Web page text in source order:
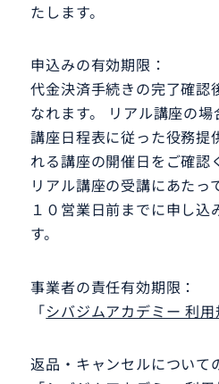
たします。
申込みの有効期限：
代金決済手続きの完了確認
なれます。 リアル講座の
講座日程表に従った役務提
れる講座の開催日をご確認
リアル講座の受講にあたっ
１０営業日前までに申し込
す。
事業者の責任有効期限：
「シバジムアカデミー 利用
返品・キャンセルについて